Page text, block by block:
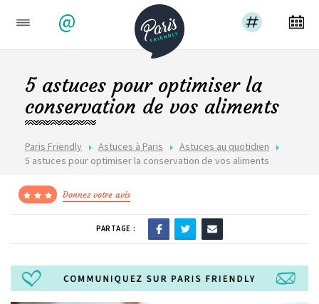
@
Paris Friendly Astuces à Paris
Astuces au quotidien
5 astuces pour optimiser la conservation de vos aliments
5 astuces pour optimiser la
conservation de vos aliments
Donnez votre avis
PARTAGE :